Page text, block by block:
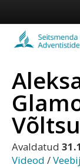
Koduleht
Vaata veel
Avaldatud
Videod /